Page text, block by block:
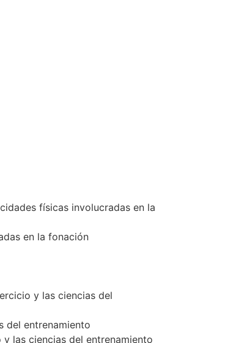
físicas involucradas en la
en la fonación
y las ciencias del
del entrenamiento
las ciencias del entrenamiento